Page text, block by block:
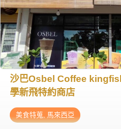
沙巴Osbel Coffee
學新飛特約商店
美食特蒐, 馬來西亞